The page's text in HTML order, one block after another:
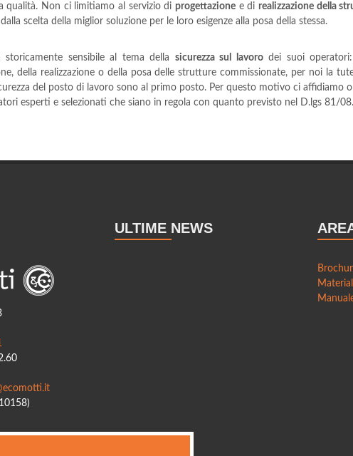
qualità. Non ci limitiamo al servizio di progettazione e di realizzazione della
scelta della miglior soluzione per le loro esigenze alla posa della stessa.
sensibile al tema della sicurezza sul lavorodei suoi
della realizzazione o della posa delle strutture commissionate, per noi la
del posto di lavoro sono al primo posto. Per questo motivo ci affidiamo
esperti e selezionati che siano in regola con quanto previsto nel D.lgs 81/08.
ULTIME NEWS